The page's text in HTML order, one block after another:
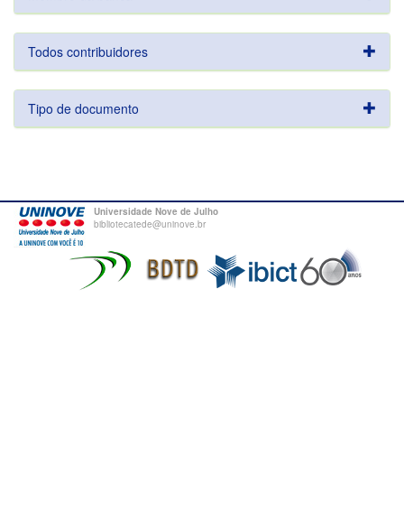
Todos contribuidores
Tipo de documento
Universidade Nove de Julho
bibliotecatede@uninove.br